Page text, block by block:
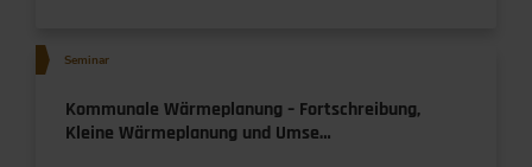
Seminar
Kommunale Wärmeplanung – Fortschreibung,
Kleine Wärmeplanung und Umse…